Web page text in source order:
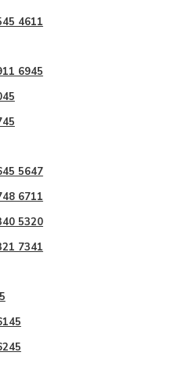
4611
6945
5647
6711
5320
7341